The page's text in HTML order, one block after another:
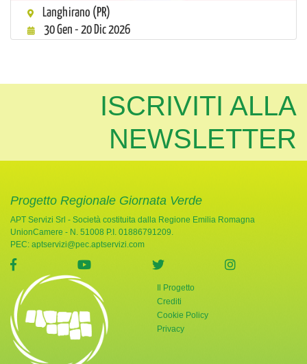
Langhirano (PR)
30 Gen - 20 Dic 2026
ISCRIVITI ALLA
NEWSLETTER
Progetto Regionale Giornata Verde
APT Servizi Srl - Società costituita dalla Regione Emilia Romagna
UnionCamere - N. 51008 P.I. 01886791209.
PEC: aptservizi@pec.aptservizi.com
visita la pagina Facebook di Giornata Verde
visita la pagina YouTube di Giornata
visita la pagina Twitter di
visita la
Il Progetto
Crediti
Cookie Policy
Privacy